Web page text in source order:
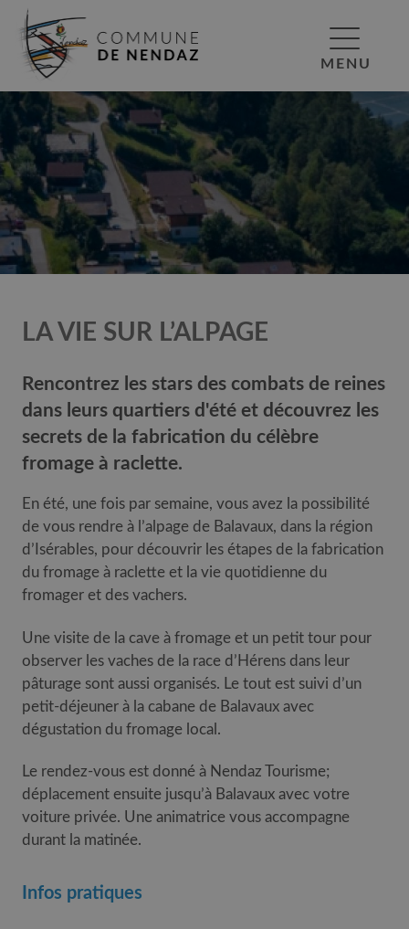
MENU
LA VIE SUR L’ALPAGE
Rencontrez les stars des combats de reines
dans leurs quartiers d'été et découvrez les
secrets de la fabrication du célèbre
fromage à raclette.
En été, une fois par semaine, vous avez la possibilité
de vous rendre à l’alpage de Balavaux, dans la région
d’Isérables, pour découvrir les étapes de la fabrication
du fromage à raclette et la vie quotidienne du
fromager et des vachers.
Une visite de la cave à fromage et un petit tour pour
observer les vaches de la race d’Hérens dans leur
pâturage sont aussi organisés. Le tout est suivi d’un
petit-déjeuner à la cabane de Balavaux avec
dégustation du fromage local.
Le rendez-vous est donné à Nendaz Tourisme;
déplacement ensuite jusqu’à Balavaux avec votre
voiture privée. Une animatrice vous accompagne
durant la matinée.
Infos pratiques